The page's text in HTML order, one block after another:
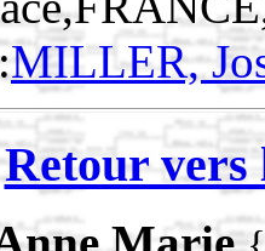
MILLER,
Retour vers